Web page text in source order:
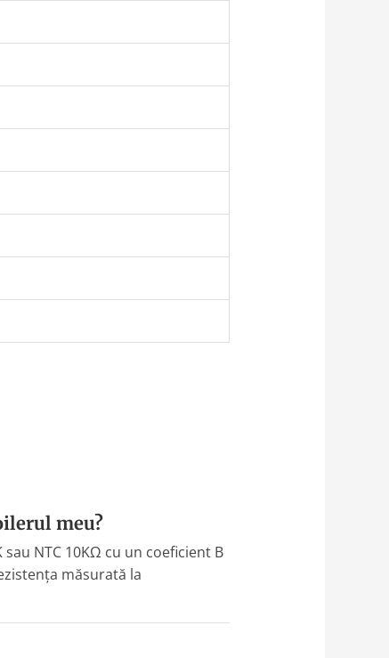
meu?
NTC 10KΩ cu un coeficient B
măsurată la